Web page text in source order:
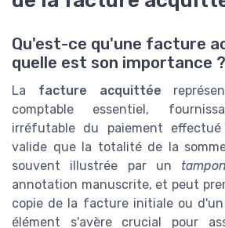
Qu'est-ce qu'une facture
quelle est son importance ?
La facture acquittée
comptable essentiel,
irréfutable du paiement
valide que la totalité de la
souvent illustrée par un
annotation manuscrite, et peut
copie de la facture initiale ou d'un
élément s'avère crucial pour